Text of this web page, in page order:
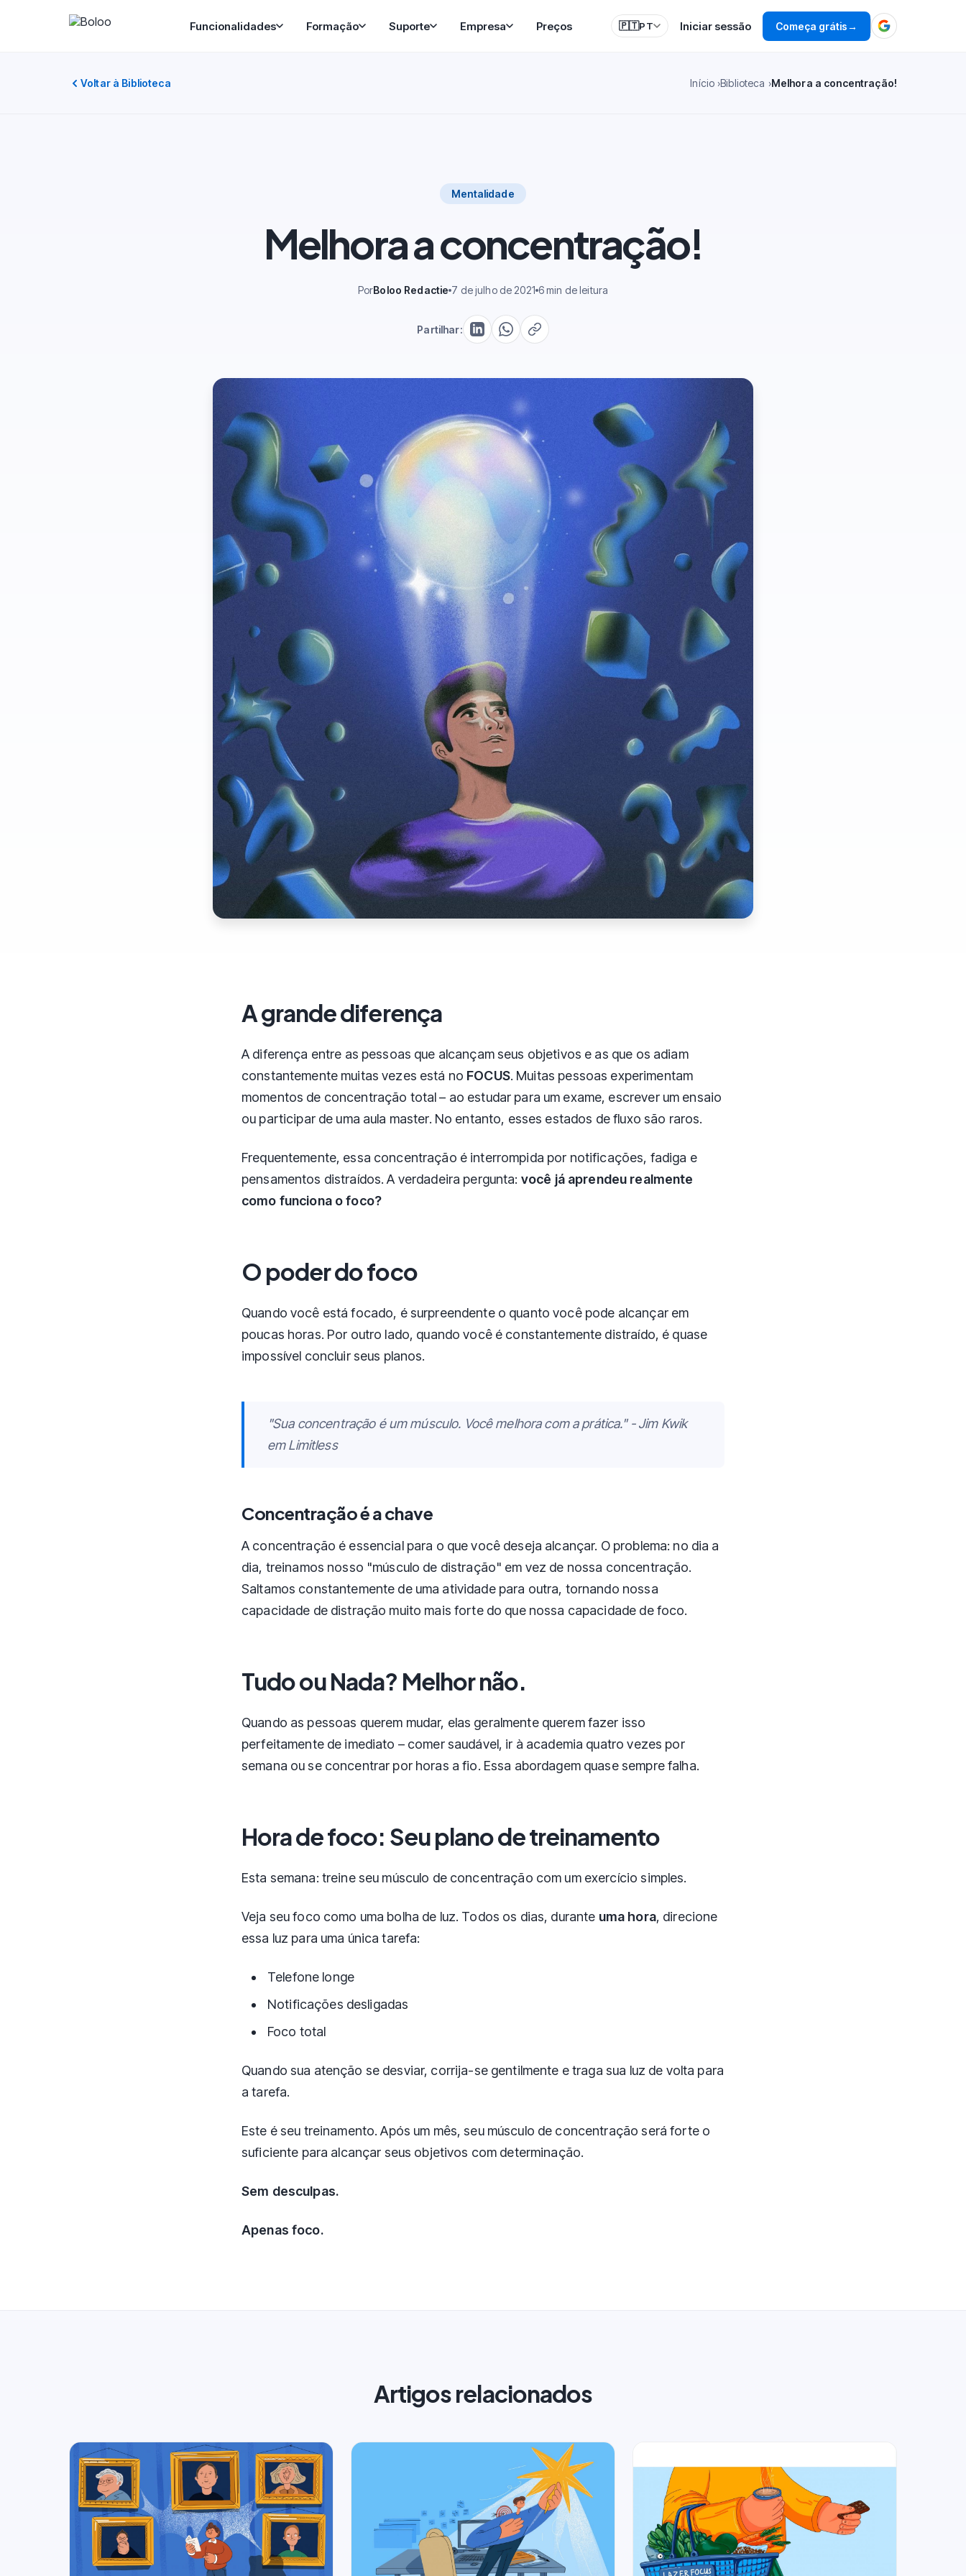
Funcionalidades Formação Suporte Empresa Preços 🇵🇹PT Iniciar sessão Começa grátis→
Voltar à Biblioteca Início Biblioteca Melhora a concentração!
Mentalidade
Melhora a concentração!
PorBoloo Redactie 7 de julho de 2021 6 min de leitura
Partilhar:
A grande diferença
A diferença entre as pessoas que alcançam seus objetivos e as que os adiam
constantemente muitas vezes está no FOCUS. Muitas pessoas experimentam
momentos de concentração total – ao estudar para um exame, escrever um ensaio
ou participar de uma aula master. No entanto, esses estados de fluxo são raros.
Frequentemente, essa concentração é interrompida por notificações, fadiga e
pensamentos distraídos. A verdadeira pergunta: você já aprendeu realmente
como funciona o foco?
O poder do foco
Quando você está focado, é surpreendente o quanto você pode alcançar em
poucas horas. Por outro lado, quando você é constantemente distraído, é quase
impossível concluir seus planos.
"Sua concentração é um músculo. Você melhora com a prática." - Jim Kwik
emLimitless
Concentração é a chave
A concentração é essencial para o que você deseja alcançar. O problema: no dia a
dia, treinamos nosso "músculo de distração" em vez de nossa concentração.
Saltamos constantemente de uma atividade para outra, tornando nossa
capacidade de distração muito mais forte do que nossa capacidade de foco.
Tudo ou Nada? Melhor não.
Quando as pessoas querem mudar, elas geralmente querem fazer isso
perfeitamente de imediato – comer saudável, ir à academia quatro vezes por
semana ou se concentrar por horas a fio. Essa abordagem quase sempre falha.
Hora de foco: Seu plano de treinamento
Esta semana: treine seu músculo de concentração com um exercício simples.
Veja seu foco como uma bolha de luz. Todos os dias, durante uma hora, direcione
essa luz para uma única tarefa:
Telefone longe
Notificações desligadas
Foco total
Quando sua atenção se desviar, corrija-se gentilmente e traga sua luz de volta para
a tarefa.
Este é seu treinamento. Após um mês, seu músculo de concentração será forte o
suficiente para alcançar seus objetivos com determinação.
Sem desculpas.
Apenas foco.
Artigos relacionados